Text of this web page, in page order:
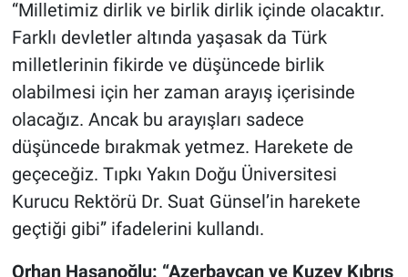
“Milletimiz dirlik ve birlik dirlik içinde olacaktır.
Farklı devletler altında yaşasak da Türk
milletlerinin fikirde ve düşüncede birlik
olabilmesi için her zaman arayış içerisinde
olacağız. Ancak bu arayışları sadece
düşüncede bırakmak yetmez. Harekete de
geçeceğiz. Tıpkı Yakın Doğu Üniversitesi
Kurucu Rektörü Dr. Suat Günsel’in harekete
geçtiği gibi” ifadelerini kullandı.
Orhan Hasanoğlu: “Azerbaycan ve Kuzey Kıbrıs